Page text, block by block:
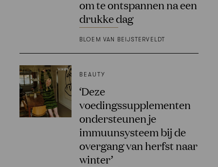
om te ontspannen na een
drukke dag
BLOEM VAN BEIJSTERVELDT
BEAUTY
‘Deze
voedingssupplementen
ondersteunen je
immuunsysteem bij de
overgang van herfst naar
winter’